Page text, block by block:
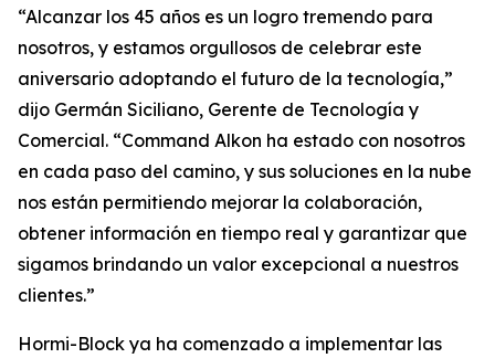
“Alcanzar los 45 años es un logro tremendo para
nosotros, y estamos orgullosos de celebrar este
aniversario adoptando el futuro de la tecnología,”
dijo Germán Siciliano, Gerente de Tecnología y
Comercial. “Command Alkon ha estado con nosotros
en cada paso del camino, y sus soluciones en la nube
nos están permitiendo mejorar la colaboración,
obtener información en tiempo real y garantizar que
sigamos brindando un valor excepcional a nuestros
clientes.”
Hormi-Block ya ha comenzado a implementar las